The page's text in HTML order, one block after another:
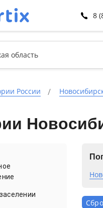
8
России